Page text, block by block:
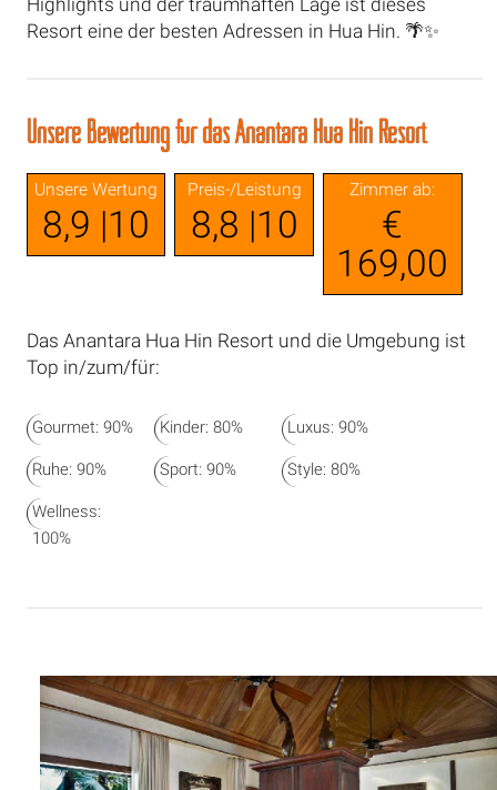
Highlights und der traumhaften Lage ist dieses
Resort eine der besten Adressen in Hua Hin. 🌴✨
Unsere Bewertung für das Anantara Hua Hin Resort
Unsere Wertung
8,9 |10
Preis-/Leistung
8,8 |10
Zimmer ab:
€
169,00
Das Anantara Hua Hin Resort und die Umgebung ist
Top in/zum/für:
Gourmet: 90% Kinder: 80% Luxus: 90%
Ruhe: 90% Sport: 90% Style: 80%
Wellness:
100%